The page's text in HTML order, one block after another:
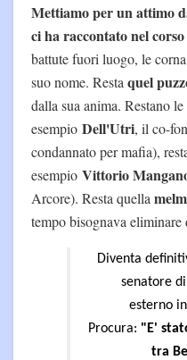
Mettiamo per un attimo
ci ha raccontato nel
battute fuori luogo, le
suo nome. Resta quel
dalla sua anima. Restano
esempio Dell'Utri, il co-
condannato per mafia),
esempio Vittorio
Arcore). Resta quella
tempo bisognava
Diventa
senatore
esterno
Procura: "E'
tra